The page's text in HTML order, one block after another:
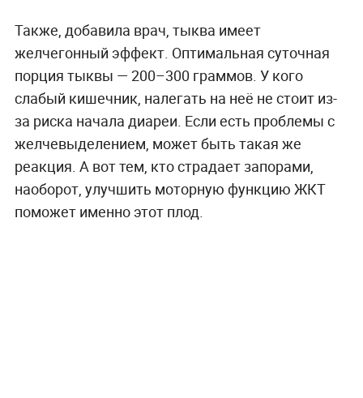
Также, добавила врач, тыква имеет
желчегонный эффект. Оптимальная суточная
порция тыквы — 200–300 граммов. У кого
слабый кишечник, налегать на неё не стоит из-
за риска начала диареи. Если есть проблемы с
желчевыделением, может быть такая же
реакция. А вот тем, кто страдает запорами,
наоборот, улучшить моторную функцию ЖКТ
поможет именно этот плод.